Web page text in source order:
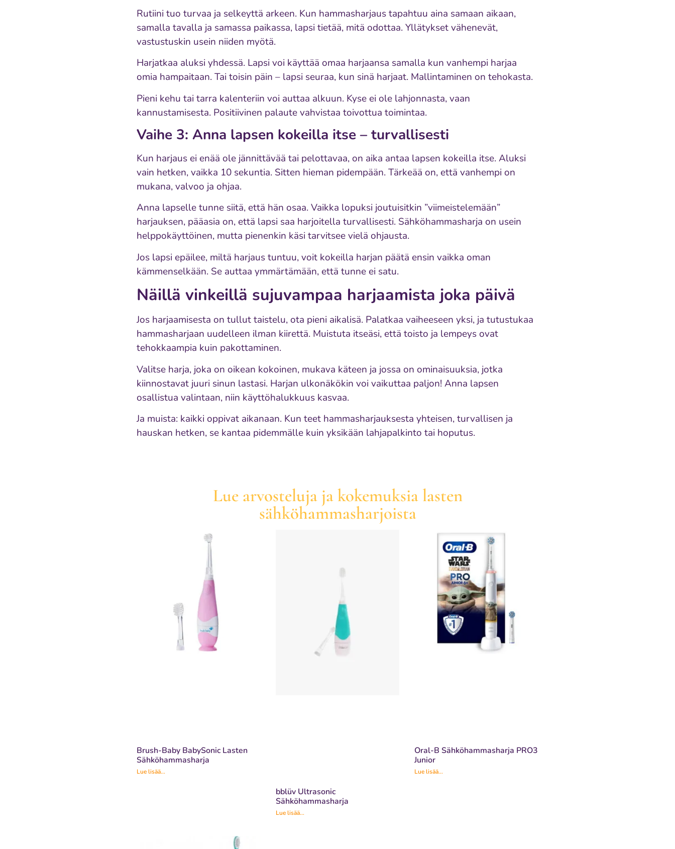
Rutiini tuo turvaa ja selkeyttä arkeen. Kun hammasharjaus tapahtuu aina samaan aikaan,
samalla tavalla ja samassa paikassa, lapsi tietää, mitä odottaa. Yllätykset vähenevät,
vastustuskin usein niiden myötä.
Harjatkaa aluksi yhdessä. Lapsi voi käyttää omaa harjaansa samalla kun vanhempi harjaa
omia hampaitaan. Tai toisin päin – lapsi seuraa, kun sinä harjaat. Mallintaminen on tehokasta.
Pieni kehu tai tarra kalenteriin voi auttaa alkuun. Kyse ei ole lahjonnasta, vaan
kannustamisesta. Positiivinen palaute vahvistaa toivottua toimintaa.
Vaihe 3: Anna lapsen kokeilla itse – turvallisesti
Kun harjaus ei enää ole jännittävää tai pelottavaa, on aika antaa lapsen kokeilla itse. Aluksi
vain hetken, vaikka 10 sekuntia. Sitten hieman pidempään. Tärkeää on, että vanhempi on
mukana, valvoo ja ohjaa.
Anna lapselle tunne siitä, että hän osaa. Vaikka lopuksi joutuisitkin ”viimeistelemään”
harjauksen, pääasia on, että lapsi saa harjoitella turvallisesti. Sähköhammasharja on usein
helppokäyttöinen, mutta pienenkin käsi tarvitsee vielä ohjausta.
Jos lapsi epäilee, miltä harjaus tuntuu, voit kokeilla harjan päätä ensin vaikka oman
kämmenselkään. Se auttaa ymmärtämään, että tunne ei satu.
Näillä vinkeillä sujuvampaa harjaamista joka päivä
Jos harjaamisesta on tullut taistelu, ota pieni aikalisä. Palatkaa vaiheeseen yksi, ja tutustukaa
hammasharjaan uudelleen ilman kiirettä. Muistuta itseäsi, että toisto ja lempeys ovat
tehokkaampia kuin pakottaminen.
Valitse harja, joka on oikean kokoinen, mukava käteen ja jossa on ominaisuuksia, jotka
kiinnostavat juuri sinun lastasi. Harjan ulkonäkökin voi vaikuttaa paljon! Anna lapsen
osallistua valintaan, niin käyttöhalukkuus kasvaa.
Ja muista: kaikki oppivat aikanaan. Kun teet hammasharjauksesta yhteisen, turvallisen ja
hauskan hetken, se kantaa pidemmälle kuin yksikään lahjapalkinto tai hoputus.
Lue arvosteluja ja kokemuksia lasten
sähköhammasharjoista
Brush-Baby BabySonic Lasten
Sähköhammasharja
Lue lisää...
bblüv Ultrasonic
Sähköhammasharja
Lue lisää...
Oral-B Sähköhammasharja PRO3
Junior
Lue lisää...